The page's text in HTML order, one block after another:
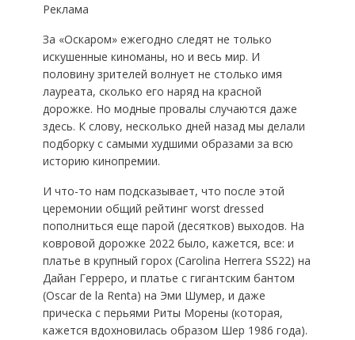
Реклама
За «Оскаром» ежегодно следят не только
искушенные киноманы, но и весь мир. И
половину зрителей волнует не столько имя
лауреата, сколько его наряд на красной
дорожке. Но модные провалы случаются даже
здесь. К слову, несколько дней назад мы делали
подборку с самыми худшими образами за всю
историю кинопремии.
И что-то нам подсказывает, что после этой
церемонии общий рейтинг worst dressed
пополниться еще парой (десятков) выходов. На
ковровой дорожке 2022 было, кажется, все: и
платье в крупный горох (Carolina Herrera SS22) на
Дайан Герреро, и платье с гигантским бантом
(Oscar de la Renta) на Эми Шумер, и даже
прическа с перьями Риты Морены (которая,
кажется вдохновилась образом Шер 1986 года).